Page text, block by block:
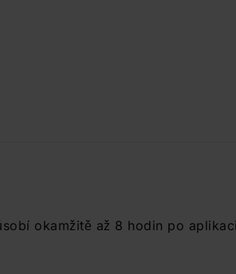
okamžitě až 8 hodin po